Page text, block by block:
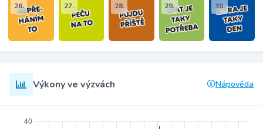
26. 27. 28. 29. 30.
Výkony ve výzvách Nápověda